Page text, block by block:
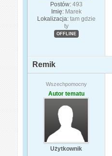
Postów: 493
Imię: Marek
Lokalizacja: tam gdzie
ty
OFFLINE
Remik
Wszechpomocny
Autor tematu
Użytkownik